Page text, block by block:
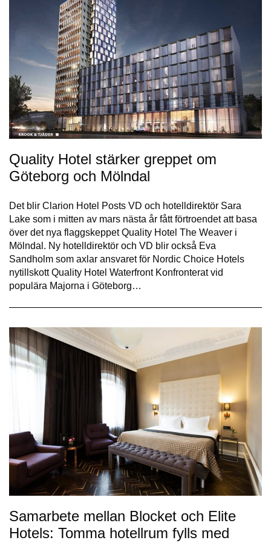
Quality Hotel stärker greppet om
Göteborg och Mölndal
Det blir Clarion Hotel Posts VD och hotelldirektör Sara
Lake som i mitten av mars nästa år fått förtroendet att basa
över det nya flaggskeppet Quality Hotel The Weaver i
Mölndal. Ny hotelldirektör och VD blir också Eva
Sandholm som axlar ansvaret för Nordic Choice Hotels
nytillskott Quality Hotel Waterfront Konfronterat vid
populära Majorna i Göteborg…
Samarbete mellan Blocket och Elite
Hotels: Tomma hotellrum fylls med